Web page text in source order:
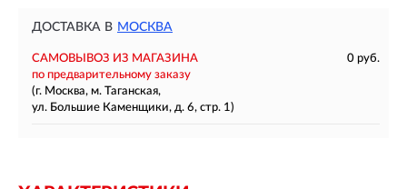
ДОСТАВКА В МОСКВА
САМОВЫВОЗ ИЗ МАГАЗИНА
0 руб.
по предварительному заказу
(г. Москва, м. Таганская,
ул. Большие Каменщики, д. 6, стр. 1)